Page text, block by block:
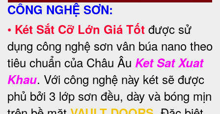
CÔNG NGHỆ SƠN:
• Két Sắt Cỡ Lớn Giá Tốt được sử
dụng công nghệ sơn vân búa nano theo
tiêu chuẩn của Châu Âu Ket Sat Xuat
Khau. Với công nghệ này két sẽ được
phủ bởi 3 lớp sơn đều, dày và bóng mịn